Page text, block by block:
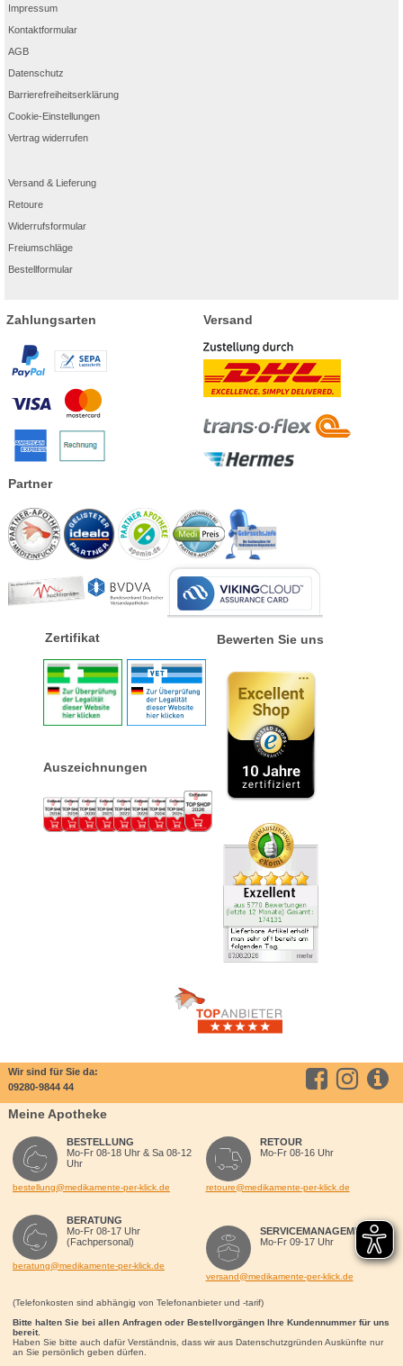
Impressum
Kontaktformular
AGB
Datenschutz
Barrierefreiheitserklärung
Cookie-Einstellungen
Vertrag widerrufen
Versand & Lieferung
Retoure
Widerrufsformular
Freiumschläge
Bestellformular
Zahlungsarten Versand
Partner
Zertifikat
Auszeichnungen
Bewerten Sie uns
Wir sind für Sie da:
09280-9844 44
Meine Apotheke
BESTELLUNG
Mo-Fr 08-18 Uhr & Sa 08-12
Uhr
bestellung@medikamente-per-klick.de
BERATUNG
Mo-Fr 08-17 Uhr
(Fachpersonal)
beratung@medikamente-per-klick.de
RETOUR
Mo-Fr 08-16 Uhr
retoure@medikamente-per-klick.de
SERVICEMANAGEMENT
Mo-Fr 09-17 Uhr
versand@medikamente-per-klick.de
(Telefonkosten sind abhängig von Telefonanbieter und -tarif)
Bitte halten Sie bei allen Anfragen oder Bestellvorgängen Ihre Kundennummer für uns
bereit.
Haben Sie bitte auch dafür Verständnis, dass wir aus Datenschutzgründen Auskünfte nur
an Sie persönlich geben dürfen.